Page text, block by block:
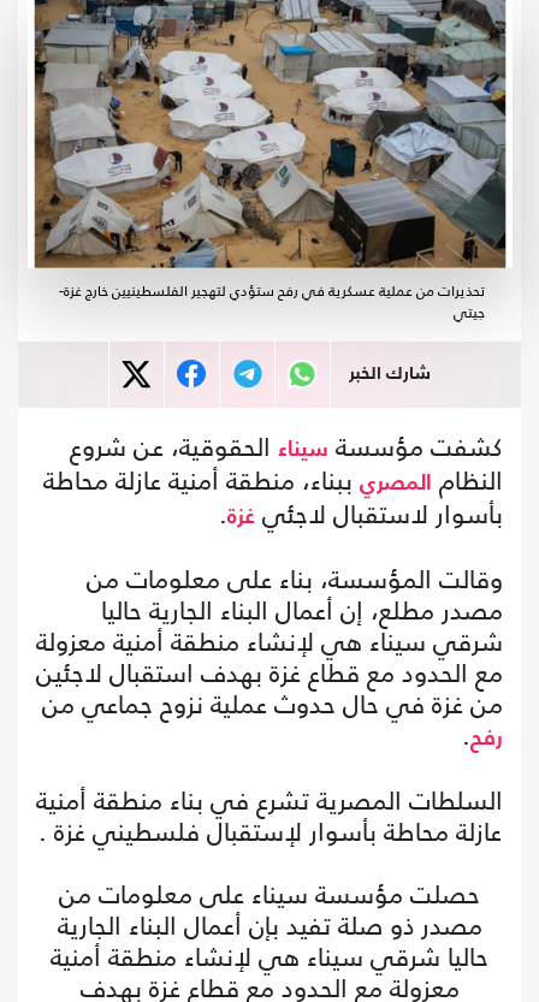
تحذيرات من عملية عسكرية في رفح ستؤدي لتهجير الفلسطينيين خارج غزة-
جيتي
شارك الخبر
كشفت مؤسسة سيناء الحقوقية، عن شروع
النظام
المصري ببناء، منطقة أمنية عازلة محاطة
بأسوار لاستقبال لاجئي غزة.
وقالت المؤسسة، بناء على معلومات من
مصدر مطلع، إن أعمال البناء الجارية حاليا
شرقي سيناء هي لإنشاء منطقة أمنية معزولة
مع الحدود مع قطاع غزة بهدف استقبال لاجئين
من غزة في حال حدوث عملية نزوح جماعي من
رفح.
السلطات المصرية تشرع في بناء منطقة أمنية
عازلة محاطة بأسوار لإستقبال فلسطيني غزة .
حصلت مؤسسة سيناء على معلومات من
مصدر ذو صلة تفيد بإن أعمال البناء الجارية
حاليا شرقي سيناء هي لإنشاء منطقة أمنية
معزولة مع الحدود مع قطاع غزة بهدف